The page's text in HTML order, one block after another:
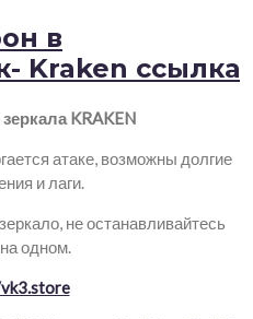
в
Kraken ссылка
KRAKEN
атаке, возможны долгие
и лаги.
не останавливайтесь
одном.